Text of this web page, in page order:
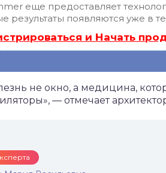
еще предоставляет
результаты появляются уже в
и Начать
не окно, а медицина,
— отмечает